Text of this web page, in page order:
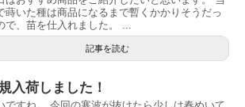
蒔いた種は商品になるまで暫くかかりそうだっ
で、苗を仕入れました。 ...
記事を読む
入荷しました！